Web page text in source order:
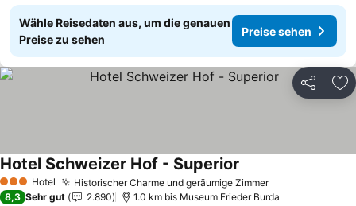
Wähle Reisedaten aus, um die genauen
Preise zu sehen
Preise sehen
Teilen
3 SterneHotel Historischer Charme und geräumige ZimmerPreise sehen
Hotel Schweizer Hof - Superior
8,3 Sehr gut 2.890 1.0 km bis Museum Frieder Burda